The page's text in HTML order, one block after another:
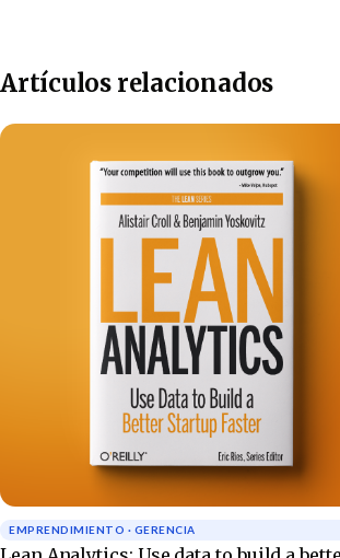
Artículos relacionados
EMPRENDIMIENTO · GERENCIA